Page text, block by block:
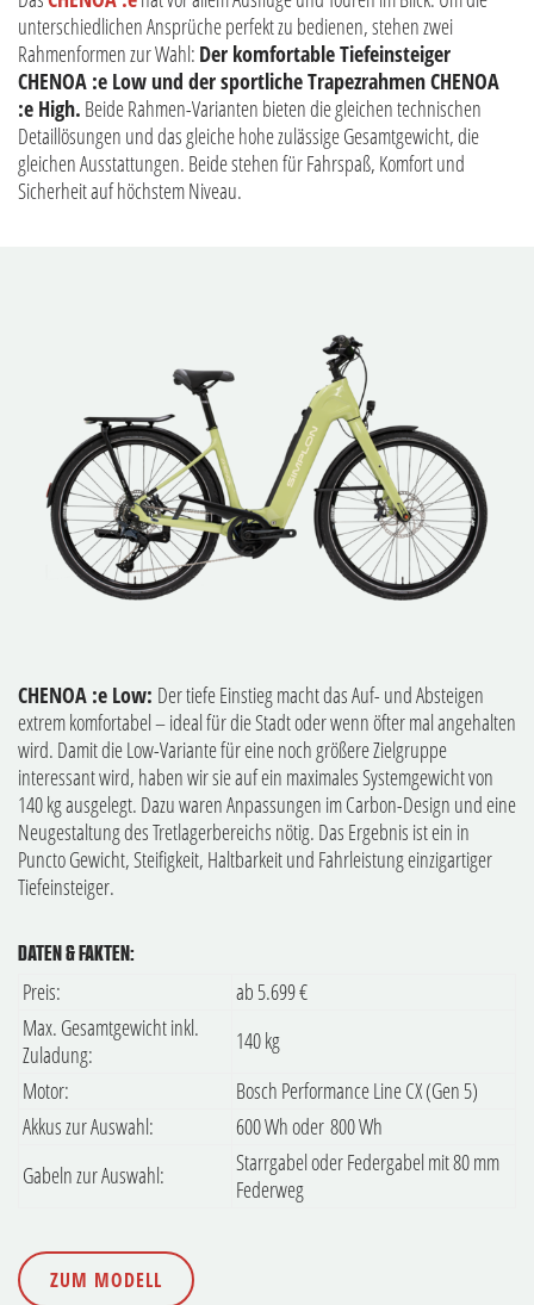
unterschiedlichen Ansprüche perfekt zu bedienen, stehen zwei
Rahmenformen zur Wahl: Der komfortable Tiefeinsteiger
CHENOA :e Low und der sportliche Trapezrahmen CHENOA
:e High. Beide Rahmen-Varianten bieten die gleichen technischen
Detaillösungen und das gleiche hohe zulässige Gesamtgewicht, die
gleichen Ausstattungen. Beide stehen für Fahrspaß, Komfort und
Sicherheit auf höchstem Niveau.
CHENOA :e Low: Der tiefe Einstieg macht das Auf- und Absteigen
extrem komfortabel – ideal für die Stadt oder wenn öfter mal angehalten
wird. Damit die Low-Variante für eine noch größere Zielgruppe
interessant wird, haben wir sie auf ein maximales Systemgewicht von
140 kg ausgelegt. Dazu waren Anpassungen im Carbon-Design und eine
Neugestaltung des Tretlagerbereichs nötig. Das Ergebnis ist ein in
Puncto Gewicht, Steifigkeit, Haltbarkeit und Fahrleistung einzigartiger
Tiefeinsteiger.
DATEN & FAKTEN:
Preis:
ab 5.699 €
Max. Gesamtgewicht inkl.
Zuladung:
140 kg
Motor:
Bosch Performance Line CX (Gen 5)
Akkus zur Auswahl:
600 Wh oder 800 Wh
Gabeln zur Auswahl:
Starrgabel oder Federgabel mit 80 mm
Federweg
ZUM MODELL